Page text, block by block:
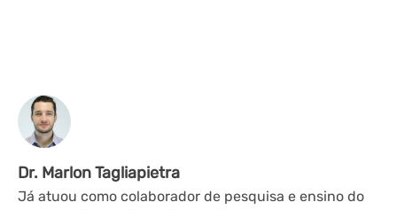
Dr. Marlon Tagliapietra
Já atuou como colaborador de pesquisa e ensino do